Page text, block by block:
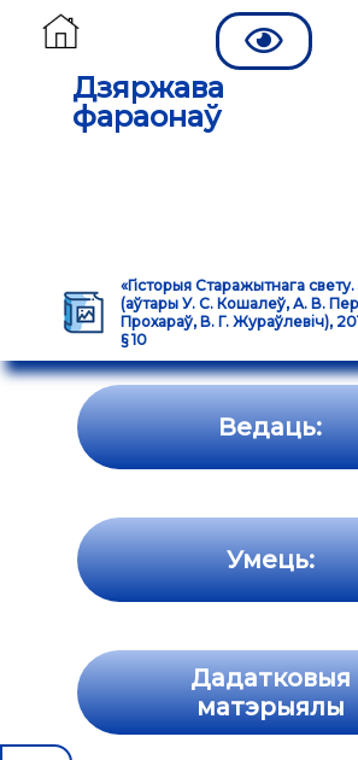
Дзяржава
фараонаў
«Гісторыя Старажытнага свету.
(аўтары У. С. Кошалеў, А. В.
Прохараў, В. Г. Жураўлевіч),
§ 10
Ведаць:
Умець:
Дадатковыя
матэрыялы